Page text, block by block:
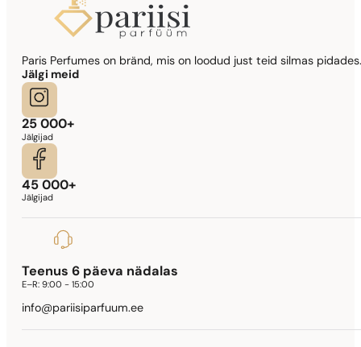
Paris Perfumes on bränd, mis on loodud just teid silmas
Jälgi meid
25 000+
Jälgijad
45 000+
Jälgijad
Teenus 6 päeva nädalas
E–R:9:00 - 15:00
info@pariisiparfuum.ee